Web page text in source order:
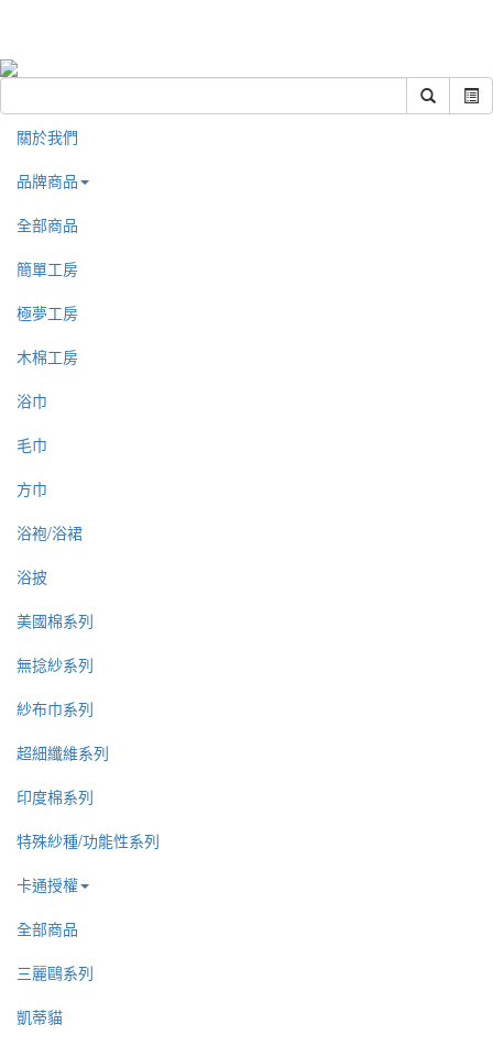
關於我們
品牌商品
全部商品
簡單工房
極夢工房
木棉工房
浴巾
毛巾
方巾
浴袍/浴裙
浴披
美國棉系列
無捻紗系列
紗布巾系列
超細纖維系列
印度棉系列
特殊紗種/功能性系列
卡通授權
全部商品
三麗鷗系列
凱蒂貓